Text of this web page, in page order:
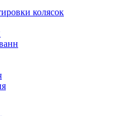
колясок